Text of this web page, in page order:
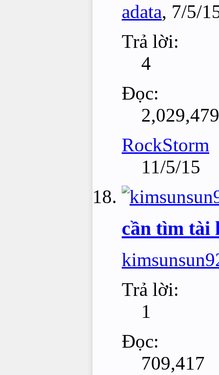
adata, 7/5/
Trả lời:
4
Đọc:
2,029,479
RockStorm
11/5/15
cần tìm tài
Trả lời:
1
Đọc:
709,417